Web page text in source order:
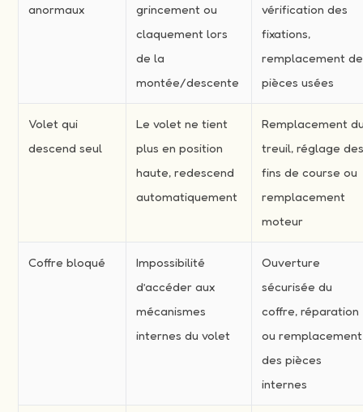
anormaux
grincement ou
claquement lors
de la
montée/descente
vérification des
fixations,
remplacement de
pièces usées
Volet qui
descend seul
Le volet ne tient
plus en position
haute, redescend
automatiquement
Remplacement
treuil, réglage
fins de course ou
remplacement
moteur
Coffre bloqué
Impossibilité
d’accéder aux
mécanismes
internes du volet
Ouverture
sécurisée du
coffre, réparation
ou remplacement
des pièces
internes